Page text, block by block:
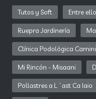
Tutos y Soft Entre
Ruepra Jardinería
Clínica Podológica
Mi Rincón - Misaani
Pollastres a L´ast Ca Iaio